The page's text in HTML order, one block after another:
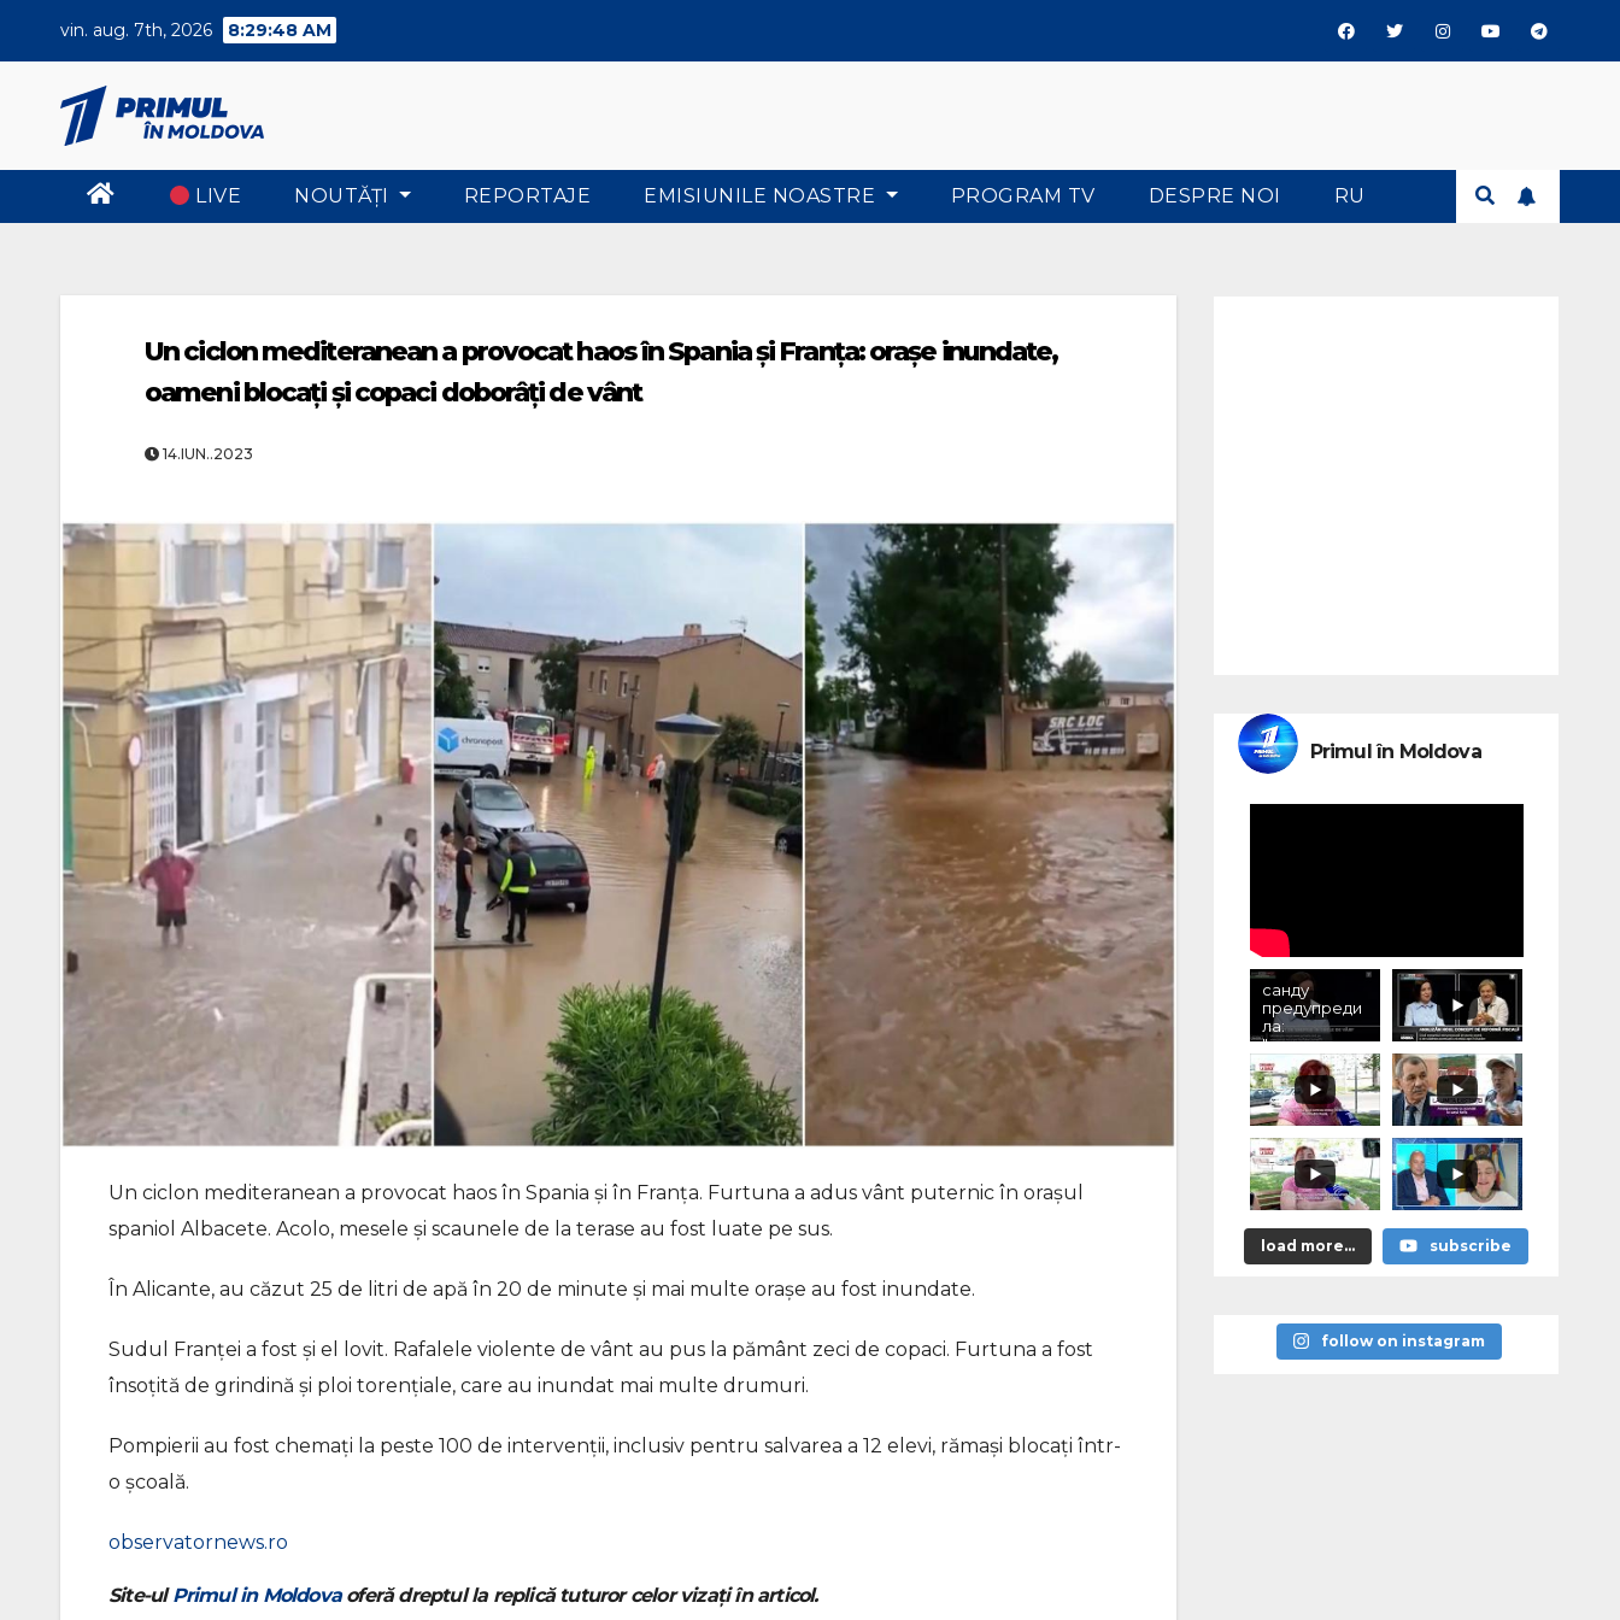
vin. aug. 7th, 2026 8:29:49 AM
LIVE NOUTĂŢI REPORTAJE EMISIUNILE NOASTRE PROGRAM TV DESPRE NOI RU
Un ciclon mediteranean a provocat haos în Spania şi Franţa: oraşe inundate,
oameni blocaţi şi copaci doborâţi de vânt
14.IUN..2023
Un ciclon mediteranean a provocat haos în Spania şi în Franţa. Furtuna a adus vânt puternic în oraşul
spaniol Albacete. Acolo, mesele şi scaunele de la terase au fost luate pe sus.
În Alicante, au căzut 25 de litri de apă în 20 de minute şi mai multe oraşe au fost inundate.
Sudul Franţei a fost şi el lovit. Rafalele violente de vânt au pus la pământ zeci de copaci. Furtuna a fost
însoţită de grindină şi ploi torenţiale, care au inundat mai multe drumuri.
Pompierii au fost chemaţi la peste 100 de intervenţii, inclusiv pentru salvarea a 12 elevi, rămaşi blocaţi într-
o şcoală.
observatornews.ro
Site-ulPrimul in Moldovaoferă dreptul la replică tuturor celor vizați în articol.
Primul în Moldova
санду
предупреди
ла:
"электричес
тво может
подорожать,
если
граждане не
начнут
экономить"
load more... subscribe
follow on instagram